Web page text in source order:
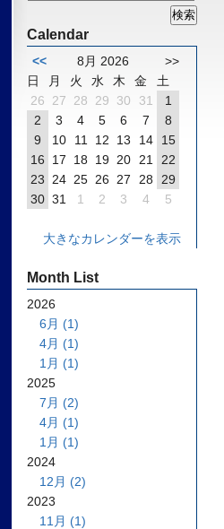
Calendar
<< 8月 2026
>>
日
月 火 水 木 金
土
26
27 28 29 30 31
1
2
3 4 5 6 7
8
9
10 11 12 13 14
15
16
17 18 19 20 21
22
23
24 25 26 27 28
29
30 31 1 2 3 4 5
大きなカレンダーを表示
Month List
2026
6月 (1)
4月 (1)
1月 (1)
2025
7月 (2)
4月 (1)
1月 (1)
2024
12月 (2)
2023
11月 (1)